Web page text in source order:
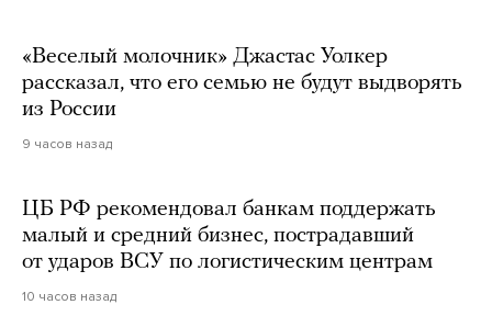
«Веселый молочник» Джастас Уолкер
рассказал, что его семью не будут выдворять
из России
9 часов назад
ЦБ РФ рекомендовал банкам поддержать
малый и средний бизнес, пострадавший
от ударов ВСУ по логистическим центрам
10 часов назад